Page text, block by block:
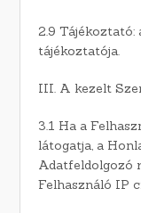
2.9 Tájékoztató:
tájékoztatója.
III. A kezelt
3.1 Ha a
látogatja, a
Adatfeldolgozó
Felhasználó IP